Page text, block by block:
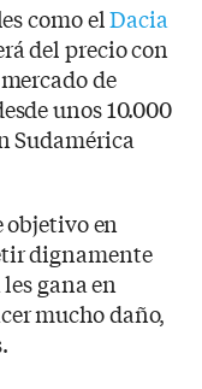
como elDacia
del precio con
de
unos 10.000
Sudamérica
objetivo en
dignamente
gana en
mucho daño,